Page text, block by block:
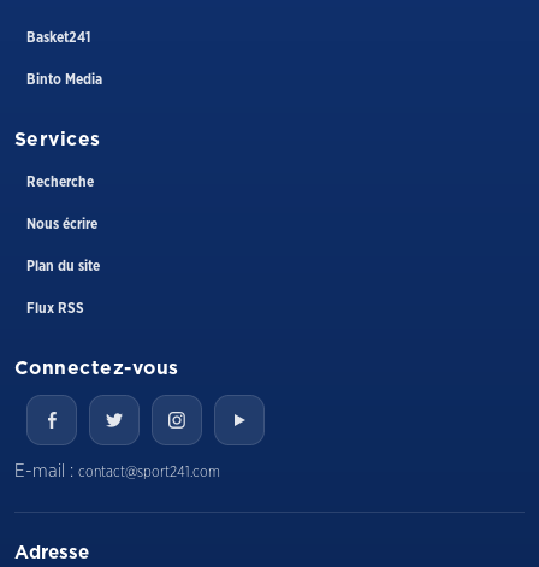
Basket241
Binto Media
Services
Recherche
Nous écrire
Plan du site
Flux RSS
Connectez-vous
E-mail : contact@sport241.com
Adresse